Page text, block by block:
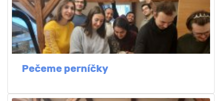
Pečeme perníčky